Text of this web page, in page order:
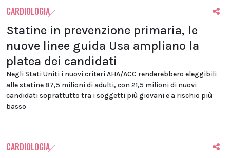
CARDIOLOGIA
Statine in prevenzione primaria, le
nuove linee guida Usa ampliano la
platea dei candidati
Negli Stati Uniti i nuovi criteri AHA/ACC renderebbero eleggibili
alle statine 87,5 milioni di adulti, con 21,5 milioni di nuovi
candidati soprattutto tra i soggetti più giovani e a rischio più
basso
CARDIOLOGIA